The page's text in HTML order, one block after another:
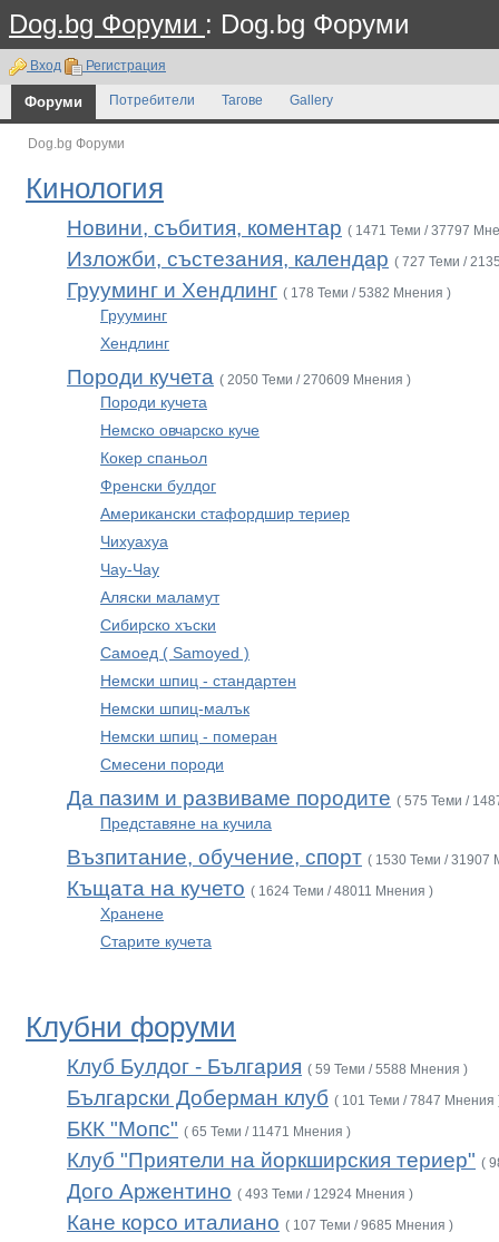
Dog.bg Форуми : Dog.bg Форуми
Вход Регистрация
Форуми Потребители Тагове Gallery
Dog.bg Форуми
Кинология
Новини, събития, коментар ( 1471 Теми / 37797
Изложби, състезания, календар ( 727 Теми /
Грууминг и Хендлинг ( 178 Теми / 5382 Мнения )
Грууминг
Хендлинг
Породи кучета ( 2050 Теми / 270609 Мнения )
Породи кучета
Немско овчарско куче
Кокер спаньол
Френски булдог
Американски стафордшир териер
Чихуахуа
Чау-Чау
Аляски маламут
Сибирско хъски
Самоед ( Samoyed )
Немски шпиц - стандартен
Немски шпиц-малък
Немски шпиц - померан
Смесени породи
Да пазим и развиваме породите ( 575 Теми /
Представяне на кучила
Възпитание, обучение, спорт ( 1530 Теми / 31907
Къщата на кучето ( 1624 Теми / 48011 Мнения )
Хранене
Старите кучета
Клубни форуми
Клуб Булдог - България ( 59 Теми / 5588 Мнения )
Български Доберман клуб ( 101 Теми / 7847 Мнения
БКК "Мопс" ( 65 Теми / 11471 Мнения )
Клуб "Приятели на йоркширския териер" (
Дого Аржентино ( 493 Теми / 12924 Мнения )
Кане корсо италиано ( 107 Теми / 9685 Мнения )